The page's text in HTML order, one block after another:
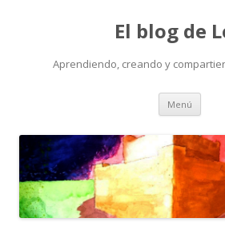
El blog de
Aprendiendo, creando y
Menú Saltar